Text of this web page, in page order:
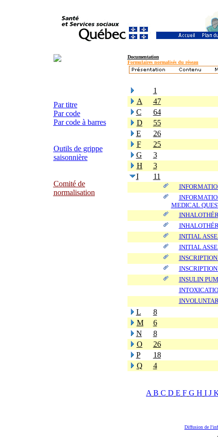
Documentation
Formulaires normalisés du réseau
Par titre
Par code
Par code à barres
Outils de grippe
saisonnière
Comité de
normalisation
1
A
47
C
64
D
55
E
26
F
25
G
3
H
3
I
11
MEDICAL
INITIAL
INITIAL
INSULIN
L
8
M
6
N
8
O
26
P
18
Q
4
A B C D E F G H I J
Diffusion de